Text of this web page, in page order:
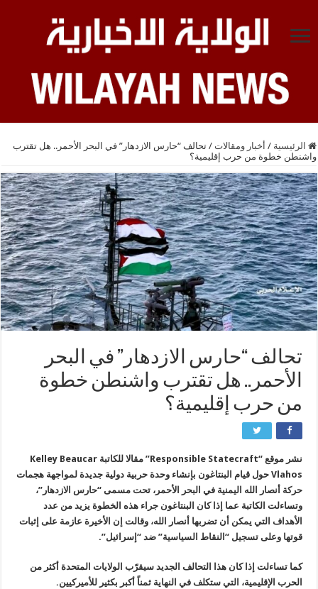
الرئيسية / أخبار ومقالات / تحالف “حارس الازدهار” في البحر الأحمر.. هل تقترب
واشنطن خطوة من حرب إقليمية؟
تحالف “حارس الازدهار” في البحر
الأحمر.. هل تقترب واشنطن خطوة
من حرب إقليمية؟
نشر موقع “Responsible Statecraft” مقالا للكاتبة Kelley Beaucar
Vlahos حول قيام البنتاغون بإنشاء وحدة حربية دولية جديدة لمواجهة هجمات
حركة أنصار الله اليمنية في البحر الأحمر، تحت مسمى “حارس الازدهار”،
وتساءلت الكاتبة عما إذا كان البنتاغون جراء هذه الخطوة يزيد من عدد
الأهداف التي يمكن أن تضربها أنصار الله، وقالت إن الأخيرة عازمة على إثبات
قوتها وعلى تسجيل “النقاط السياسية” ضد “إسرائيل”.
كما تساءلت إذا كان هذا التحالف الجديد سيقرّب الولايات المتحدة أكثر من
الحرب الإقليمية، التي ستكلف في النهاية ثمناً أكبر بكثير للأميركيين.